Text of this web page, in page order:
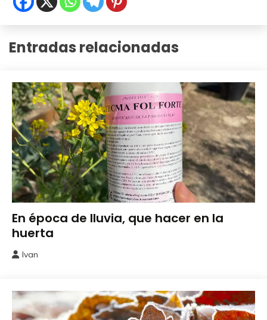
Entradas relacionadas
Cuidados
del
Huerto
En época de lluvia, que hacer en la
huerta
2026
Ivan